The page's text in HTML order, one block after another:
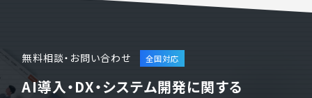
無料相談・お問い合わせ
AI導入・DX・システム開発に関する